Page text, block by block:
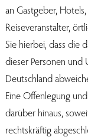
an Gastgeber,
Reiseveranstalter,
Sie hierbei, dass die
dieser Personen und
Deutschland
Eine Offenlegung
darüber hinaus,
rechtskräftig